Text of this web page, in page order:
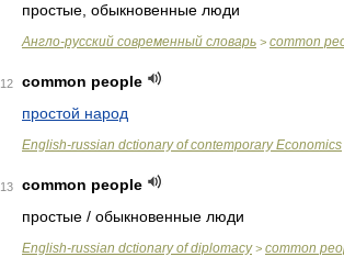
простые, обыкновенные люди
Англо-русский современный словарь > common
12
common people
простой народ
English-russian dctionary of contemporary Economics
13
common people
простые / обыкновенные люди
English-russian dctionary of diplomacy> common